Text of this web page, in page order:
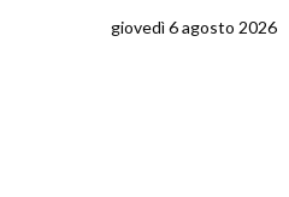
giovedì 6 agosto 2026